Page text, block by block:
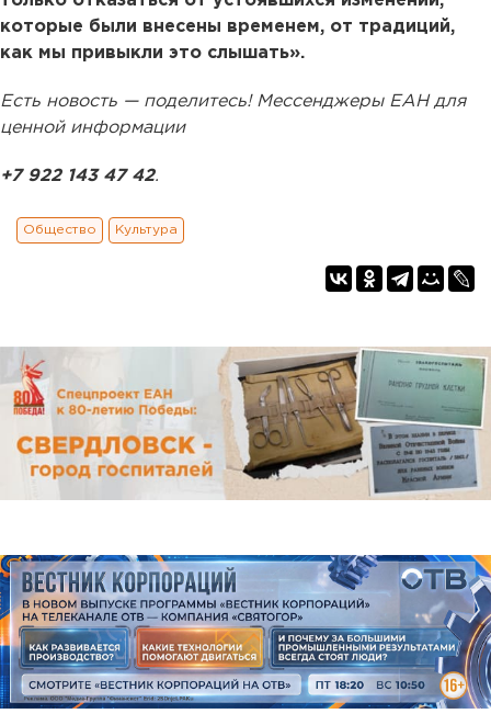
которые были внесены временем, от традиций,
как мы привыкли это слышать».
Есть новость — поделитесь! Мессенджеры ЕАН для
ценной информации
+7 922 143 47 42.
Общество Культура